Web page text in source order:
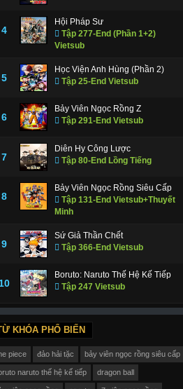
4
Hội Pháp Sư
Tập 277-End (Phần 1+2)
Vietsub
5
Học Viện Anh Hùng (Phần 2)
Tập 25-End Vietsub
6
Bảy Viên Ngọc Rồng Z
Tập 291-End Vietsub
7
Diên Hy Công Lược
Tập 80-End Lồng Tiếng
8
Bảy Viên Ngọc Rồng Siêu Cấp
Tập 131-End Vietsub+Thuyết
Minh
9
Sứ Giả Thần Chết
Tập 366-End Vietsub
10
Boruto: Naruto Thế Hệ Kế Tiếp
Tập 247 Vietsub
KHÓA PHỔ BIẾN
piece đảo hải tặc bảy viên ngọc rồng siêu cấp
naruto thế hệ kế tiếp dragon ball